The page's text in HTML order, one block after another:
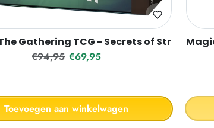
Gathering TCG - Secrets of
Reguliere prijs
€94,95 Verkoopprijs
€69,95
Toevoegen aan winkelwagen